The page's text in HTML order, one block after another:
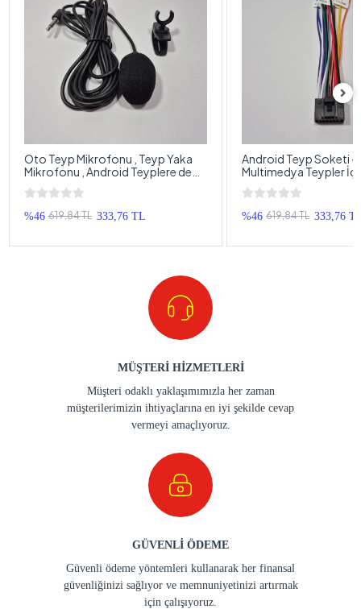
Oto Teyp Mikrofonu , Teyp Yaka
Mikrofonu , Android Teyplere de
uyumlu Teyp Mikrofonu
%46 619,84 TL 333,76 TL
Android Teyp Soketi -
Multimedya Teypler
Teyp Soketi - Android
Double Teyp Soketi
%46 619,84 TL 333,76
MÜŞTERİ HİZMETLERİ
Müşteri odaklı yaklaşımımızla her zaman
müşterilerimizin ihtiyaçlarına en iyi şekilde cevap
vermeyi amaçlıyoruz.
GÜVENLİ ÖDEME
Güvenli ödeme yöntemleri kullanarak her finansal
güvenliğinizi sağlıyor ve memnuniyetinizi artırmak
için çalışıyoruz.